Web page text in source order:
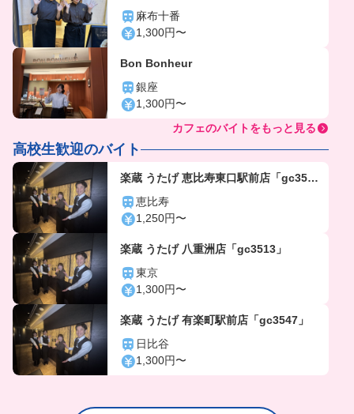
麻布十番
1,300円〜
Bon Bonheur
銀座
1,300円〜
カフェのバイトをもっと見る
高校生歓迎のバイト
楽蔵 うたげ 恵比寿東口駅前店「gc356
4」恵比寿
1,250円〜
楽蔵 うたげ 八重洲店「gc3513」
東京
1,300円〜
楽蔵 うたげ 有楽町駅前店「gc3547」
日比谷
1,300円〜